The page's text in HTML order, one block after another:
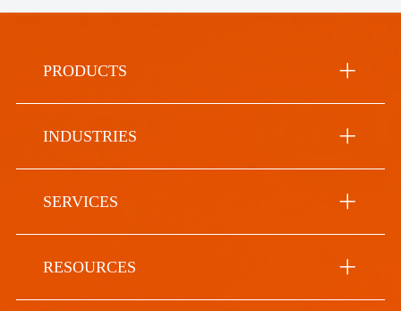
PRODUCTS
INDUSTRIES
SERVICES
RESOURCES